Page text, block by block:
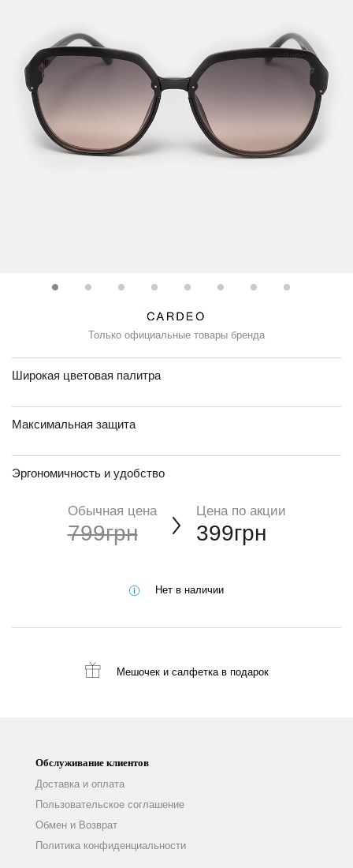
Только официальные товары бренда
Широкая цветовая палитра
Максимальная защита
Эргономичность и удобство
Обычная цена
799грн
Цена по акции
399грн
Нет в наличии
Мешочек и салфеткав подарок
Обслуживание клиентов
Доставка и оплата
Пользовательское соглашение
Обмен и Возврат
Политика конфиденциальности